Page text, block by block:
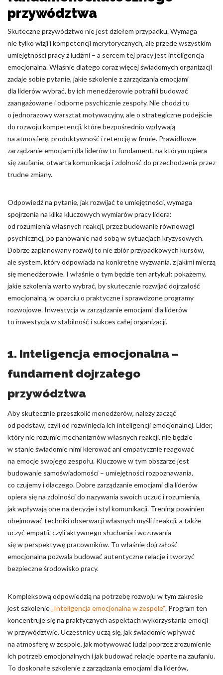
przywództwa
Skuteczne przywództwo nie jest dziełem przypadku. Wymaga
nie tylko wizji i kompetencji merytorycznych, ale przede wszystkim
umiejętności pracy z ludźmi – a sercem tej pracy jest inteligencja
emocjonalna. Właśnie dlatego coraz więcej świadomych organizacji
zadaje sobie pytanie, jakie szkolenie z zarządzania emocjami
dla liderów wybrać, by ich menedżerowie potrafili budować
zaangażowane i odporne psychicznie zespoły. Nie chodzi tu
o jednorazowy warsztat motywacyjny, ale o strategiczne podejście
do rozwoju kompetencji, które bezpośrednio wpływają
na atmosferę, produktywność i retencję w firmie. Prawidłowe
zarządzanie emocjami dla liderów to fundament, na którym opiera
się zaufanie, otwarta komunikacja i zdolność do przechodzenia przez
trudne zmiany.
Odpowiedź na pytanie, jak rozwijać te umiejętności, wymaga
spojrzenia na kilka kluczowych wymiarów pracy lidera:
od rozumienia własnych reakcji, przez budowanie równowagi
psychicznej, po panowanie nad sobą w sytuacjach kryzysowych.
Dobrze zaplanowany rozwój to nie zbiór przypadkowych kursów,
ale system, który odpowiada na konkretne wyzwania, z jakimi mierzą
się menedżerowie. I właśnie o tym będzie ten artykuł: pokażemy,
jakie szkolenia warto wybrać, by skutecznie rozwijać dojrzałość
emocjonalną, w oparciu o praktyczne i sprawdzone programy
rozwojowe. Inwestycja w zarządzanie emocjami dla liderów
to inwestycja w stabilność i sukces całej organizacji.
1. Inteligencja emocjonalna –
fundament dojrzałego
przywództwa
Aby skutecznie przeszkolić menedżerów, należy zacząć
od podstaw, czyli od rozwinięcia ich inteligencji emocjonalnej. Lider,
który nie rozumie mechanizmów własnych reakcji, nie będzie
w stanie świadomie nimi kierować ani empatycznie reagować
na emocje swojego zespołu. Kluczowe w tym obszarze jest
budowanie samoświadomości – umiejętności rozpoznawania,
co czujemy i dlaczego. Dobre zarządzanie emocjami dla liderów
opiera się na zdolności do nazywania swoich uczuć i rozumienia,
jak wpływają one na decyzje i styl komunikacji. Trening powinien
obejmować techniki obserwacji własnych myśli i reakcji, a także
uczyć empatii, czyli aktywnego słuchania i wczuwania
się w perspektywę pracowników. To właśnie dojrzałość
emocjonalna pozwala budować autentyczne relacje i tworzyć
bezpieczne środowisko pracy.
Kompleksową odpowiedzią na potrzebę rozwoju w tym zakresie
jest szkolenie„Inteligencja emocjonalna w zespole”. Program ten
koncentruje się na praktycznych aspektach wykorzystania emocji
w przywództwie. Uczestnicy uczą się, jak świadomie wpływać
na atmosferę w zespole, jak motywować ludzi poprzez zrozumienie
ich potrzeb emocjonalnych i jak budować relacje oparte na zaufaniu.
To doskonałe szkolenie z zarządzania emocjami dla liderów,
Zapisz moje preferencje
Akceptuj wszystko